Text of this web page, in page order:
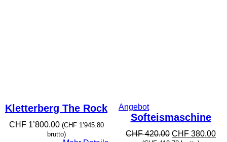
Kletterberg The Rock
CHF1’800.00 (CHF1’945.80
brutto)
AngebotProdukt
im
Angebot
Softeismaschine
CHF420.00 Ursprünglicher
CHF 380.00